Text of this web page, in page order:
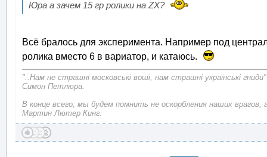
Юра а зачем 15 гр ролики на ZX?
Всё бралось для эксперимента. Например под
ролика вместо 6 в вариатор, и катаюсь.
"..Нам не страшні московські воші, нам страшні українські гниди"
Симон Петлюра.
В конце всего, мы будем помнить не оскорбления наших врагов,
Мартин Лютер Кинг.